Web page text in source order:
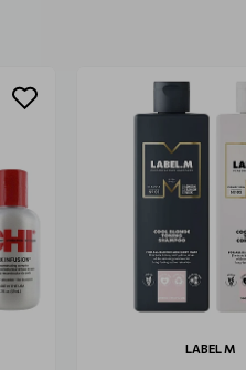
LABEL M